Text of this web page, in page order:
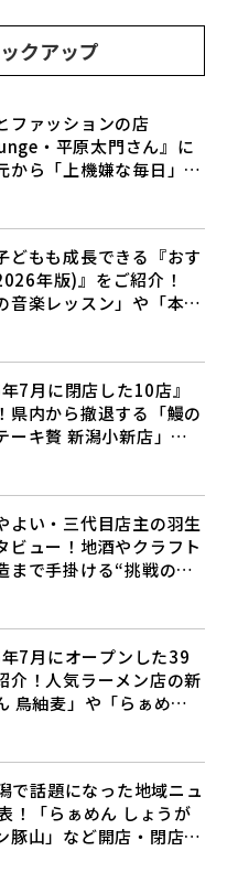
クアップ
ファッションの店
・平原太門さん』に
から「上機嫌な毎日」を
？
どもも成長できる『おす
年版)』をご紹介！
音楽レッスン」や「本格
新しい自分を見つけよ
7月に閉店した10店』
県内から撤退する「鰻の
ーキ贅 新潟小新店」が
よい・三代目店主の羽生
ビュー！地酒やクラフト
まで手掛ける“挑戦の歴
7月にオープンした39
介！人気ラーメン店の新
鳥紬麦」や「らぁめん
盛りだくさん♪
で話題になった地域ニュ
！「らぁめん しょうが
豚山」など開店・閉店の
グでご紹介♪